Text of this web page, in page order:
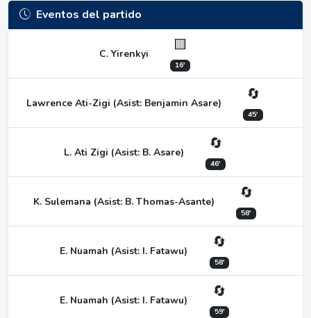
Eventos del partido
C. Yirenkyi 🟨
16'
Lawrence Ati-Zigi (Asist: Benjamin Asare) 🔄
45'
L. Ati Zigi (Asist: B. Asare) 🔄
46'
K. Sulemana (Asist: B. Thomas-Asante) 🔄
58'
E. Nuamah (Asist: I. Fatawu) 🔄
58'
E. Nuamah (Asist: I. Fatawu) 🔄
59'